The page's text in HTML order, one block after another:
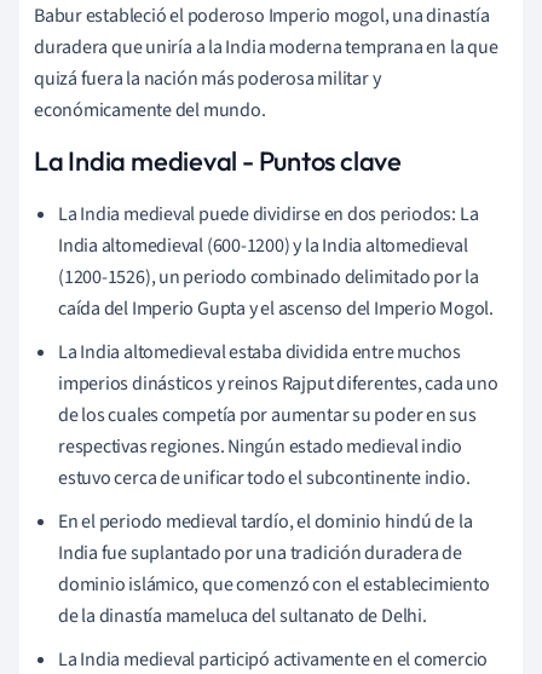
Babur estableció el poderoso Imperio mogol, una dinastía
duradera que uniría a la India moderna temprana en la que
quizá fuera la nación más poderosa militar y
económicamente del mundo.
La India medieval - Puntos clave
La India medieval puede dividirse en dos periodos: La
India altomedieval (600-1200) y la India altomedieval
(1200-1526), un periodo combinado delimitado por la
caída del Imperio Gupta y el ascenso del Imperio Mogol.
La India altomedieval estaba dividida entre muchos
imperios dinásticos y reinos Rajput diferentes, cada uno
de los cuales competía por aumentar su poder en sus
respectivas regiones. Ningún estado medieval indio
estuvo cerca de unificar todo el subcontinente indio.
En el periodo medieval tardío, el dominio hindú de la
India fue suplantado por una tradición duradera de
dominio islámico, que comenzó con el establecimiento
de la dinastía mameluca del sultanato de Delhi.
La India medieval participó activamente en el comercio